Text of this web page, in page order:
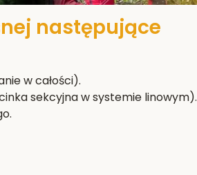
następujące
w całości).
sekcyjna w systemie linowym).